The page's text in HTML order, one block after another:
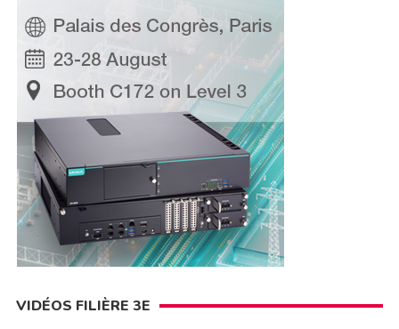
VIDÉOS FILIÈRE 3E